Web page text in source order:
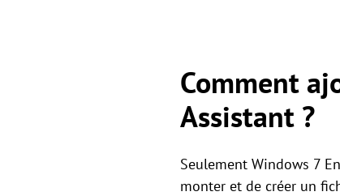
Comment
Assistant ?
Seulement Windows 7
monter et de créer un